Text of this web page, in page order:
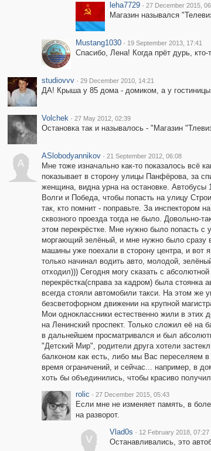
leha7729 · 27 December 2015,
Магазин назывался
Mustang1030 · 19 September 2013, 17:41
Спасибо, Лена! Когда прёт дурь,
studiovvv · 29 December 2010, 14:21
ДА! Крыша у 85 дома - домиком, а у
Volchek · 27 May 2012, 02:39
Остановка так и называлось - "Магазин
A
ASlobodyannikov · 21 September 2012, 06:08
Мне тоже изначально как-то показалось всё
показывает в сторону улицы Панфёрова, за
женщина, видна урна на остановке. Автобусы
Волги и Победа, чтобы попасть на улицу
так, кто помнит - поправьте. За инспектором
сквозного проезда тогда не было. Довольно-
этом перекрёстке. Мне нужно было попасть
моргающий зелёный, и мне нужно было сразу
машины уже поехали в сторону центра, и вот
только начинал водить авто, молодой,
отходил))) Сегодня могу сказать с
перекрёстка(справа за кадром) была
всегда стояли автомобили такси. На этом
безсветофорном движении на крупной
Мои одноклассники естественно жили в
на Ленинский проспект. Только сложил её на
в дальнейшем просматривался и был
"Детский Мир", родители друга хотели
балконом как есть, либо мы Вас переселяем
время ограничений, и сейчас... например, в
хоть бы объединились, чтобы красиво
rolic · 27 December 2015, 05:43
Если мне не изменяет память, в
на разворот.
V
Vlad0s · 12 February 2018, 07:27
Останавливались, это